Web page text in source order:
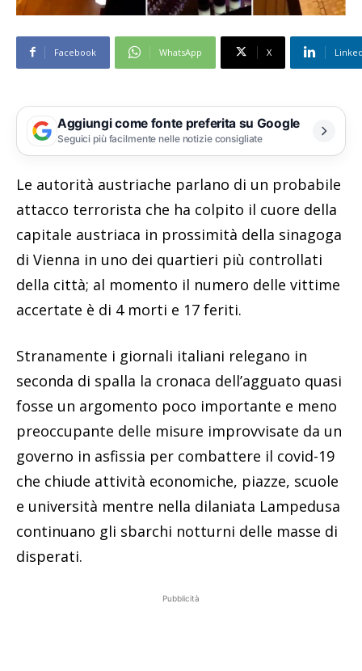
Facebook WhatsApp X
Aggiungi come fonte preferita su Google
Seguici più facilmente nelle notizie consigliate
Le autorità austriache parlano di un probabile
attacco terrorista che ha colpito il cuore della
capitale austriaca in prossimità della sinagoga
di Vienna in uno dei quartieri più controllati
della città; al momento il numero delle vittime
accertate è di 4 morti e 17 feriti.
Stranamente i giornali italiani relegano in
seconda di spalla la cronaca dell’agguato quasi
fosse un argomento poco importante e meno
preoccupante delle misure improvvisate da un
governo in asfissia per combattere il covid-19
che chiude attività economiche, piazze, scuole
e università mentre nella dilaniata Lampedusa
continuano gli sbarchi notturni delle masse di
disperati.
Pubblicità